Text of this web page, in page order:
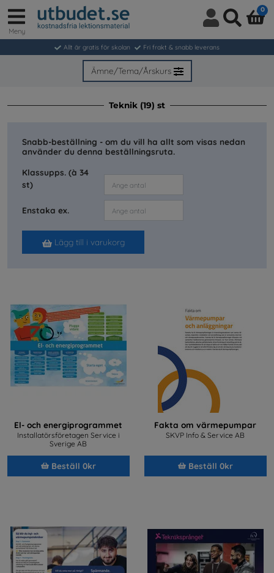
in
/
Meny
0
Allt är gratis för skolan Fri frakt & snabb leverans
Ämne/Tema/Årskurs
Teknik (19) st
Snabb-beställning - om du vill ha allt som visas nedan
använder du denna beställningsruta.
Klassupps. (à 34
st)
Enstaka ex.
Lägg till i varukorg
El- och energiprogrammet
Installatörsföretagen Service i
Sverige AB
Beställ 0kr
Fakta om värmepumpar
SKVP Info & Service AB
Beställ 0kr